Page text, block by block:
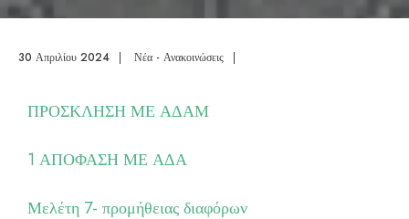
30 Απριλίου 2024 | Νέα - Ανακοινώσεις |
ΠΡΟΣΚΛΗΣΗ ΜΕ ΑΔΑΜ
1 ΑΠΟΦΑΣΗ ΜΕ ΑΔΑ
Μελέτη 7- προμήθειας διαφόρων